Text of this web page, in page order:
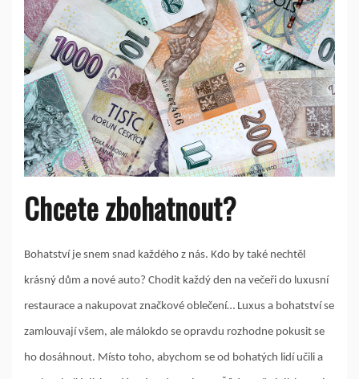
Chcete zbohatnout?
Bohatství je snem snad každého z nás. Kdo by také nechtěl
krásný dům a nové auto? Chodit každý den na večeři do luxusní
restaurace a nakupovat značkové oblečení… Luxus a bohatství se
zamlouvají všem, ale málokdo se opravdu rozhodne pokusit se
ho dosáhnout. Místo toho, abychom se od bohatých lidí učili a